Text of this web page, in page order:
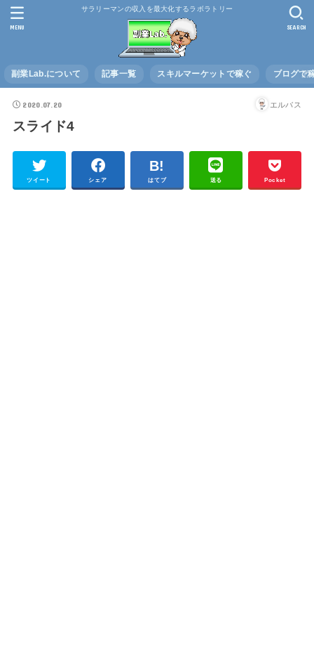
サラリーマンの収入を最大化するラボラトリー
副業Lab.について 記事一覧 スキルマーケットで稼ぐ ブログで
SEARCH
MENU
2020.07.20 エルバス
スライド4
ツイート シェア はてブ 送る Pocket